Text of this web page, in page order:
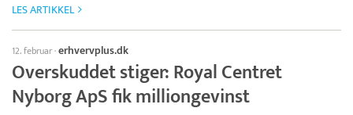
LES ARTIKKEL
12. februar·erhvervplus.dk
Overskuddet stiger: Royal Centret
Nyborg ApS fik milliongevinst